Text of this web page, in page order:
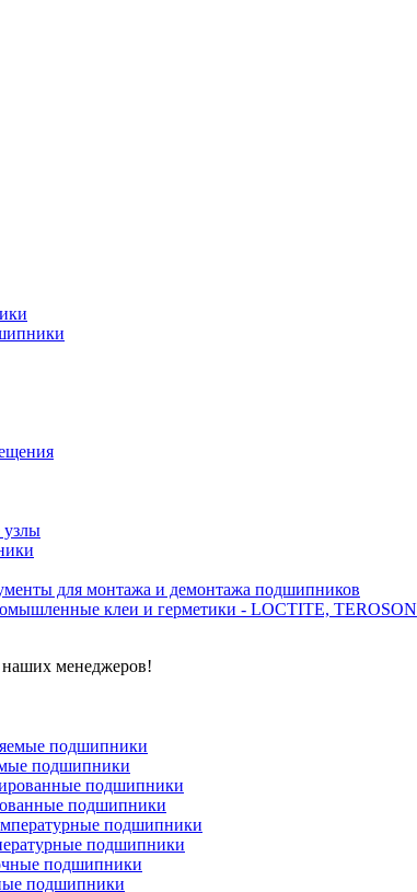
для монтажа и демонтажа подшипников
клеи и герметики - LOCTITE, TEROSON
наших менеджеров!
подшипники
подшипники
подшипники
подшипники